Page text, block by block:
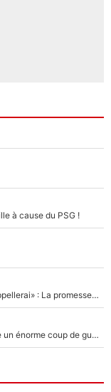
à cause du PSG !
Mercato - OM - «Dès que je prends un club, je t’appellerai» : La promesse de Marcelino au moment de claquer la porte
Victime de racisme contre Murray, Kyrgios pousse un énorme coup de gueule !